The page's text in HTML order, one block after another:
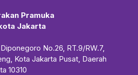
Pramuka
Jakarta
No.26, RT.9/RW.7,
Kota Jakarta Pusat, Daerah
10310